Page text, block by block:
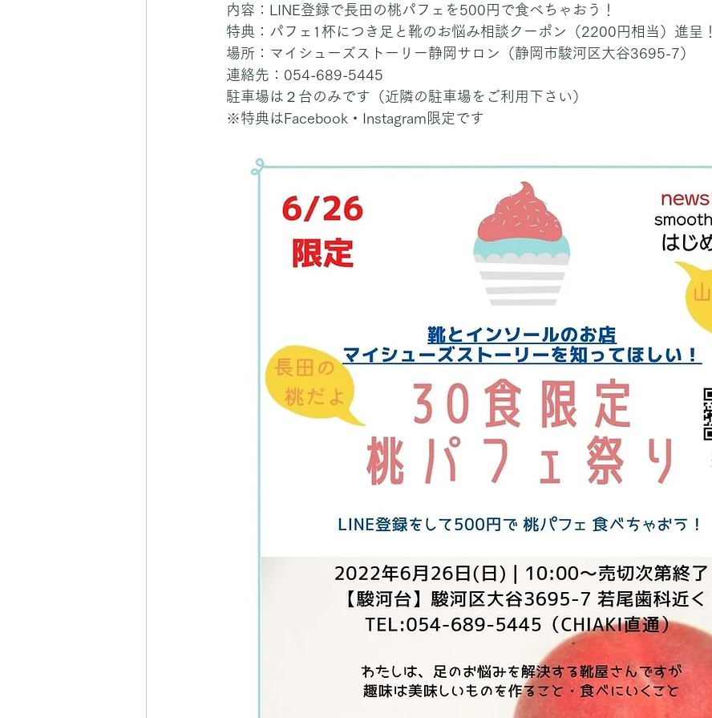
内容：LINE登録で長田の桃パフェを500円で食べちゃおう！
特典：パフェ1杯につき足と靴のお悩み相談クーポン（2200円相当）進呈！
場所：マイシューズストーリー静岡サロン（静岡市駿河区大谷3695-7）
連絡先：054-689-5445
駐車場は２台のみです（近隣の駐車場をご利用下さい）
※特典はFacebook・Instagram限定です